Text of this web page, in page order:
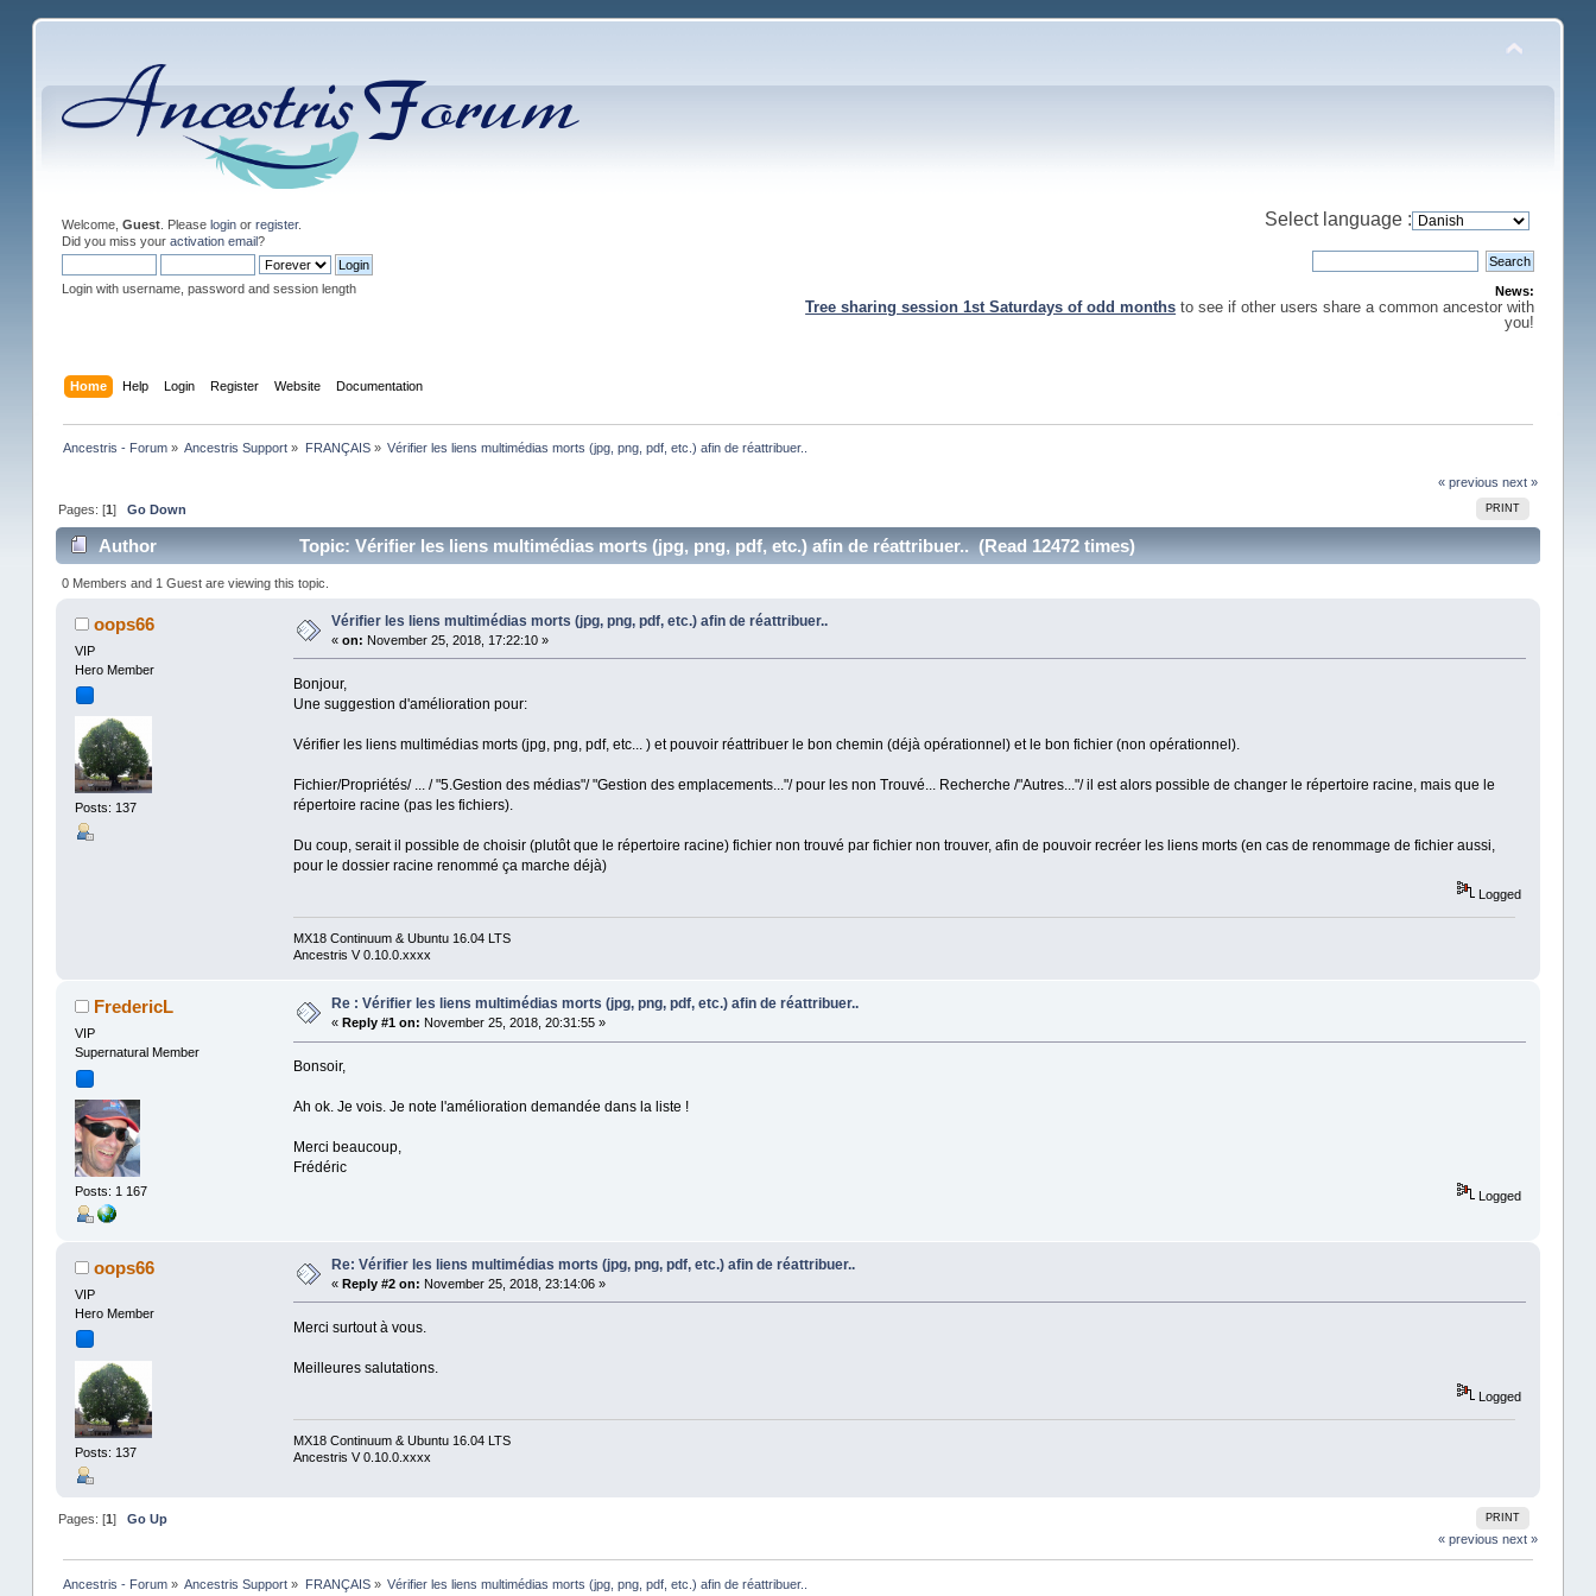
Welcome, Guest. Please loginor register.
Did you miss your activation email?
Login with username, password and session length
Select language :
News:
Tree sharing session 1st Saturdays of odd months to see if other users share a common ancestor with
you!
Home Help Login Register Website Documentation
Ancestris - Forum » Ancestris Support » FRANÇAIS» Vérifier les liens multimédias morts (jpg, png, pdf, etc.) afin de réattribuer..
« previous next »
PRINT
Pages: [1]Go Down
Author Topic: Vérifier les liens multimédias morts (jpg, png, pdf, etc.) afin de réattribuer.. (Read 12472 times)
0 Members and 1 Guest are viewing this topic.
oops66
VIP
Hero Member
Posts: 137
Vérifier les liens multimédias morts (jpg, png, pdf, etc.) afin de réattribuer..
« on: November 25, 2018, 17:22:10 »
Bonjour,
Une suggestion d'amélioration pour:
Vérifier les liens multimédias morts (jpg, png, pdf, etc... ) et pouvoir réattribuer le bon chemin (déjà opérationnel) et le bon fichier (non opérationnel).
Fichier/Propriétés/ ... / "5.Gestion des médias"/ "Gestion des emplacements..."/ pour les non Trouvé... Recherche /"Autres..."/ il est alors possible de changer le répertoire racine, mais que le
répertoire racine (pas les fichiers).
Du coup, serait il possible de choisir (plutôt que le répertoire racine) fichier non trouvé par fichier non trouver, afin de pouvoir recréer les liens morts (en cas de renommage de fichier aussi,
pour le dossier racine renommé ça marche déjà)
Logged
MX18 Continuum & Ubuntu 16.04 LTS
Ancestris V 0.10.0.xxxx
FredericL
VIP
Supernatural Member
Posts: 1 167
Re : Vérifier les liens multimédias morts (jpg, png, pdf, etc.) afin de réattribuer..
« Reply #1 on: November 25, 2018, 20:31:55 »
Bonsoir,
Ah ok. Je vois. Je note l'amélioration demandée dans la liste !
Merci beaucoup,
Frédéric
Logged
oops66
VIP
Hero Member
Posts: 137
Re: Vérifier les liens multimédias morts (jpg, png, pdf, etc.) afin de réattribuer..
« Reply #2 on: November 25, 2018, 23:14:06 »
Merci surtout à vous.
Meilleures salutations.
Logged
MX18 Continuum & Ubuntu 16.04 LTS
Ancestris V 0.10.0.xxxx
PRINT
Pages: [1]Go Up
« previous next »
Ancestris - Forum » Ancestris Support » FRANÇAIS» Vérifier les liens multimédias morts (jpg, png, pdf, etc.) afin de réattribuer..